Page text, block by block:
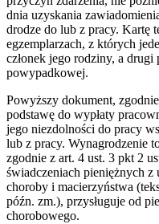
dnia uzyskania
drodze do lub z pracy. Kartę
egzemplarzach, z których
członek jego rodziny, a
powypadkowej.
Powyższy dokument,
podstawę do wypłaty
jego niezdolności do pracy
lub z pracy. Wynagrodzenie
zgodnie z art. 4 ust. 3 pkt 2
świadczeniach pieniężnych z
choroby i macierzyństwa
późn. zm.), przysługuje od
chorobowego.